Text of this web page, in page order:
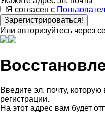
Я согласен с
Зарегистрироваться!
Или авторизуйтесь через
Введите эл. почту,
регистрации.
На этот адрес вам будет